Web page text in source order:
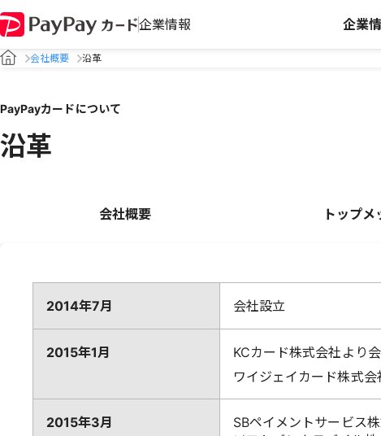
企業情報 企業
会社概要 沿革
PayPayカードについて
沿革
会社概要 トップメ
2014年7月 会社設立
2015年1月
KCカード株式会社より
ワイジェイカード株式
2015年3月
SBペイメントサービス